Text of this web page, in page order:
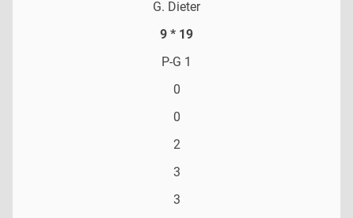
G. Dieter
9 * 19
P-G 1
0
0
2
3
3